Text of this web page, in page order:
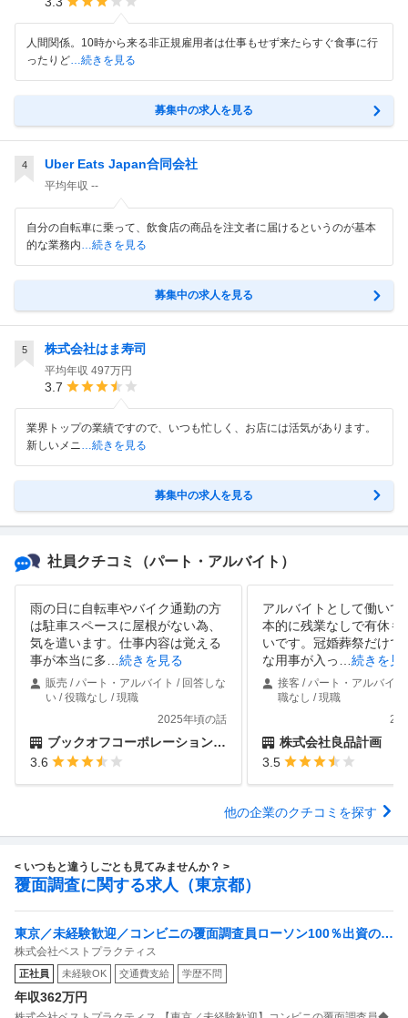
人間関係。10時から来る非正規雇用者は仕事もせず来たらすぐ食事に行
ったりど…続きを見る
募集中の求人を見る
4 Uber Eats Japan合同会社
平均年収 --
自分の自転車に乗って、飲食店の商品を注文者に届けるというのが基本
的な業務内…続きを見る
募集中の求人を見る
5 株式会社はま寿司
平均年収 497万円
3.7
業界トップの業績ですので、いつも忙しく、お店には活気があります。
新しいメニ
…続きを見る
募集中の求人を見る
社員クチコミ （パート・アルバイト）
雨の日に自転車やバイク通勤の方
は駐車スペースに屋根がない為、
気を遣います。仕事内容は覚える
事が本当に多
続きを見る
販売 / パート・アルバイト / 回答しな
い / 役職なし / 現職
2025年頃の話
ブックオフコーポレーション株式会社
3.6
アルバイトとして働いて
本的に残業なしで有休も
いです。冠婚葬祭だけで
な用事が入っ
続きを見
接客 / パート・アルバイ
職なし / 現職
株式会社良品計画
3.5
他の企業のクチコミを探す
< いつもと違うしごとも見てみませんか？ >
覆面調査に関する求人（東京都）
東京／未経験歓迎／コンビニの覆面調査員ローソン100％出資の安
定基盤／月５日在宅／残業月10時間
株式会社ベストプラクティス
正社員 未経験OK 交通費支給 学歴不問
年収362万円